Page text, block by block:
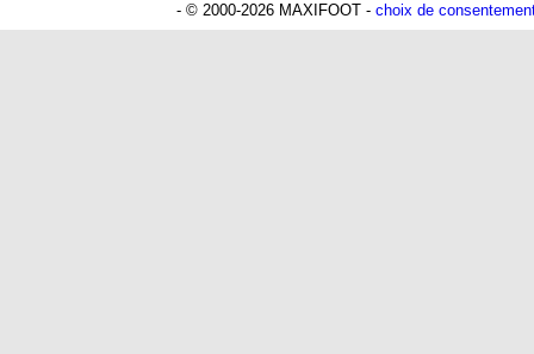
- © 2000-2026 MAXIFOOT - choix de